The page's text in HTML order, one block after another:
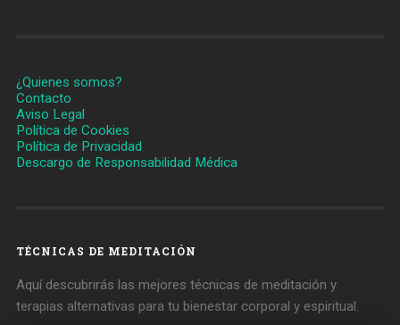
¿Quienes somos?
Contacto
Aviso Legal
Política de Cookies
Política de Privacidad
Descargo de Responsabilidad Médica
TÉCNICAS DE MEDITACIÓN
Aquí descubrirás las mejores técnicas de meditación y
terapias alternativas para tu bienestar corporal y espiritual.